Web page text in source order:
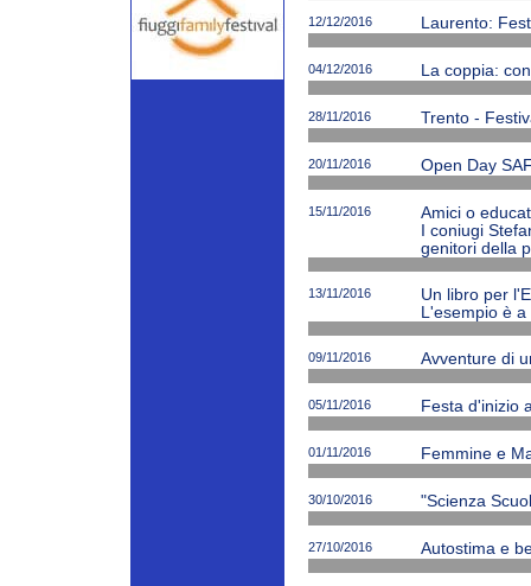
12/12/2016 Laurento:
04/12/2016 La coppia:
28/11/2016 Trento -
20/11/2016 Open Day
15/11/2016
Amici o
I coniugi
genitori della
13/11/2016
Un libro per
L'esempio è a
09/11/2016 Avventure di
05/11/2016 Festa d'inizio
01/11/2016 Femmine e
30/10/2016 "Scienza
27/10/2016 Autostima e